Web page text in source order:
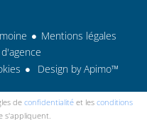
Mentions légales
Design byApimo™
deconfidentialitéet les conditions
s'appliquent.